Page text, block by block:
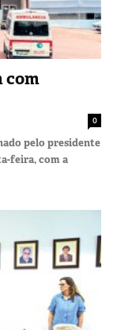
com
0
pelo presidente
feira, com a